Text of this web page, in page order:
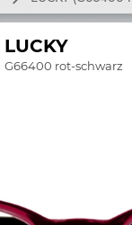
LUCKY
G66400 rot-schwarz